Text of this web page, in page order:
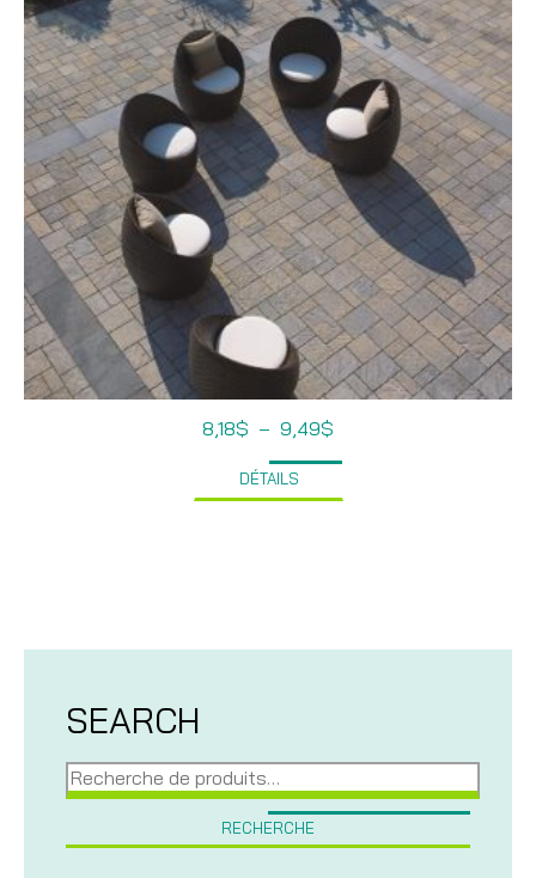
8,18$ – 9,49$
prix :
à
DÉTAILS
SEARCH
Recherche
pour :
RECHERCHE